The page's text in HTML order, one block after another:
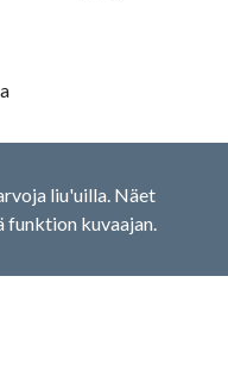
liu'uilla. Näet
funktion kuvaajan.